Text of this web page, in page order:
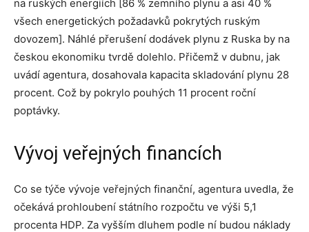
na ruských energiích [86 % zemního plynu a asi 40 %
všech energetických požadavků pokrytých ruským
dovozem]. Náhlé přerušení dodávek plynu z Ruska by na
českou ekonomiku tvrdě dolehlo. Přičemž v dubnu, jak
uvádí agentura, dosahovala kapacita skladování plynu 28
procent. Což by pokrylo pouhých 11 procent roční
poptávky.
Vývoj veřejných financích
Co se týče vývoje veřejných finanční, agentura uvedla, že
očekává prohloubení státního rozpočtu ve výši 5,1
procenta HDP. Za vyšším dluhem podle ní budou náklady